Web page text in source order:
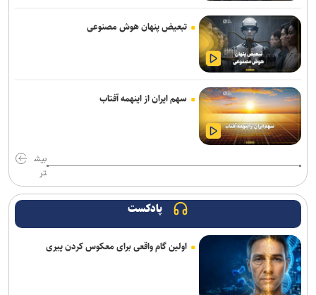
باقری قراردادش را با پیکان تمدید کرد
رحیمی به شمس آذر پیوست
دروازه‌بان‌های سابق پرسپولیس و تراکتور به شمس آذر پیوستند
صنعت نفت مهاجم مس شهر بابک را جذب کرد
تاجدار و صادقی دستیاران جدید الهامی در پیکان
هزاریان: امیدواریم تا قبل از شروع لیگ پنجره استقلال خوزستان باز شود
بودجه فوتبال؟
برتری استقلال مقابل همنام اهوازی در دیدار تدارکاتی
تبعیض پنهان هوش مصنوعی
سهم ایران از اینهمه آفتاب
بیش
تر
پادکست
اولین گام واقعی برای معکوس کردن پیری